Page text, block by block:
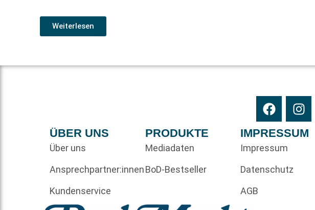
Weiterlesen
ÜBER UNS
Über uns
Ansprechpartner:innen
Kundenservice
PRODUKTE
Mediadaten
BoD-Bestseller
IMPRESSUM
Impressum
Datenschutz
AGB